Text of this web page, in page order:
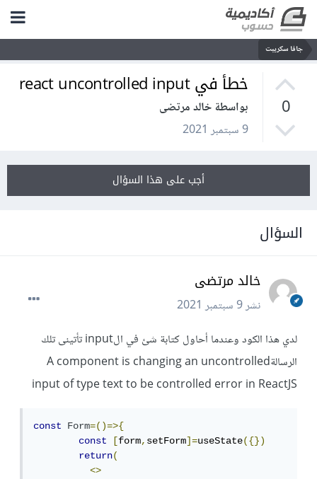
جافا سكريبت
0
خطأ في react uncontrolled input
بواسطة خالد مرتضى
9 سبتمبر 2021
أجب على هذا السؤال
السؤال
خالد مرتضى
نشر9 سبتمبر 2021
لدي هذا الكود وعندما أحاول كتابة شئ في الinput تأتينى تلك
الرسالةA component is changing an uncontrolled
input of type text to be controlled error in ReactJS
const Form=()=>{
const
[form,setForm]=useState({})
return(
<>